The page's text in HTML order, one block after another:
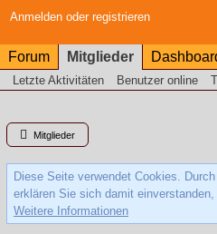
Anmelden oder registrieren
Forum Mitglieder
Letzte Aktivitäten Benutzer online
Mitglieder
Diese Seite verwendet Cookies.
erklären Sie sich damit
Weitere Informationen